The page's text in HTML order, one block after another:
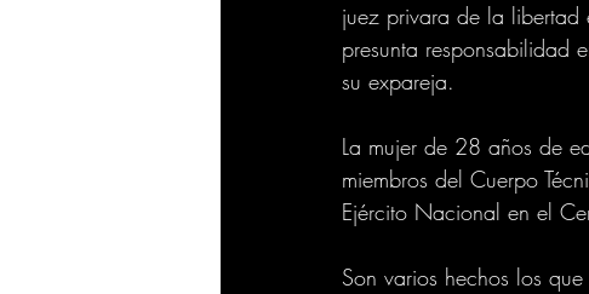
juez privara de la
presunta responsabilidad
su expareja.
La mujer de 28 años de
miembros del Cuerpo
Ejército Nacional en el
Son varios hechos los